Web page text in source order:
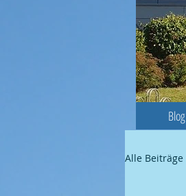
Blog
Alle Beiträge